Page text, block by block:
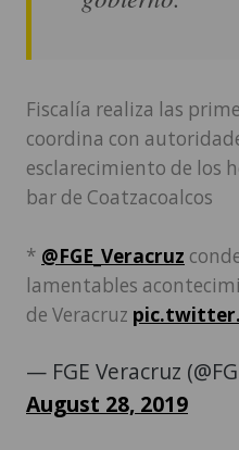
Fiscalía realiza las
coordina con
esclarecimiento de los
bar de Coatzacoalcos
* @FGE_Veracruz
lamentables
de Veracruz
— FGE Veracruz
August 28, 2019